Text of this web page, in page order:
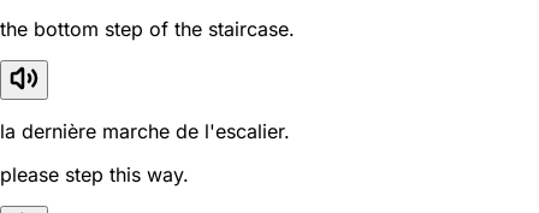
the bottom step of the staircase.
la dernière marche de l'escalier.
please step this way.